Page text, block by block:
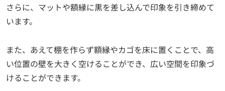
さらに、マットや額縁に黒を差し込んで印象を引き締めて
います。
また、あえて棚を作らず額縁やカゴを床に置くことで、高
い位置の壁を大きく空けることができ、広い空間を印象づ
けることができます。